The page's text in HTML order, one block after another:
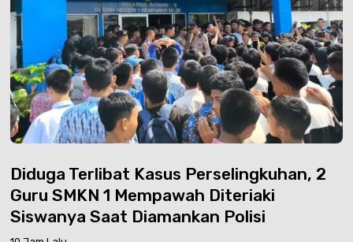
Diduga Terlibat Kasus Perselingkuhan, 2
Guru SMKN 1 Mempawah Diteriaki
Siswanya Saat Diamankan Polisi